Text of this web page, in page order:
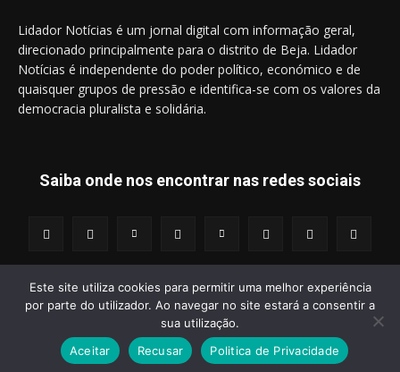
Lidador Notícias é um jornal digital com informação geral,
direcionado principalmente para o distrito de Beja. Lidador
Notícias é independente do poder político, económico e de
quaisquer grupos de pressão e identifica-se com os valores da
democracia pluralista e solidária.
Saiba onde nos encontrar nas redes sociais
© 2014 - 2025 Lidador Notícias. | Todos os Direitos Reservados.
Termos e Condições Política de Privacidade Publicidade
Este site utiliza cookies para permitir uma melhor experiência
por parte do utilizador. Ao navegar no site estará a consentir a
sua utilização.
Aceitar
Recusar Politica de Privacidade